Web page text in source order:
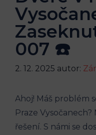
007 ☎️
2. 12. 2025 autor:
Ahoj! Máš problém
Praze
řešení. S námi se